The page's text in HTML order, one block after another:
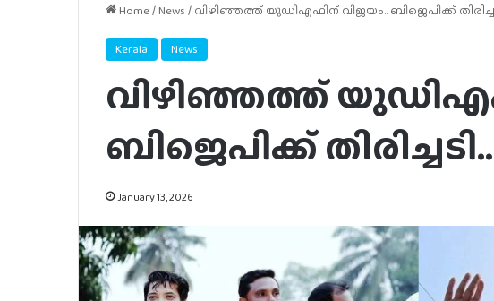
Home/News / വിഴിഞ്ഞത്ത് യുഡിഎഫിന് വിജയം.. ബിജെപിക്ക്
Kerala News
വിഴിഞ്ഞത്ത്
ബിജെപിക്ക്
January 13, 2026